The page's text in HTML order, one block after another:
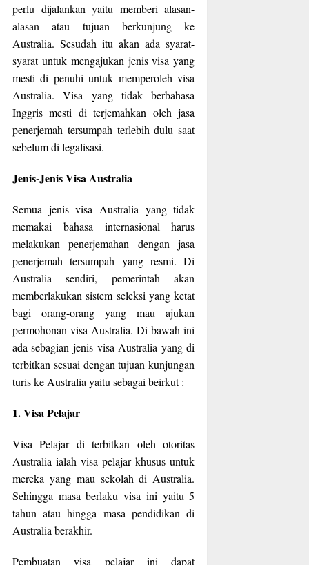
perlu dijalankan yaitu memberi alasan-
alasan atau tujuan berkunjung ke
Australia. Sesudah itu akan ada syarat-
syarat untuk mengajukan jenis visa yang
mesti di penuhi untuk memperoleh visa
Australia. Visa yang tidak berbahasa
Inggris mesti di terjemahkan oleh jasa
penerjemah tersumpah terlebih dulu saat
sebelum di legalisasi.
Jenis-Jenis Visa Australia
Semua jenis visa Australia yang tidak
memakai bahasa internasional harus
melakukan penerjemahan dengan jasa
penerjemah tersumpah yang resmi. Di
Australia sendiri, pemerintah akan
memberlakukan sistem seleksi yang ketat
bagi orang-orang yang mau ajukan
permohonan visa Australia. Di bawah ini
ada sebagian jenis visa Australia yang di
terbitkan sesuai dengan tujuan kunjungan
turis ke Australia yaitu sebagai beirkut :
1. Visa Pelajar
Visa Pelajar di terbitkan oleh otoritas
Australia ialah visa pelajar khusus untuk
mereka yang mau sekolah di Australia.
Sehingga masa berlaku visa ini yaitu 5
tahun atau hingga masa pendidikan di
Australia berakhir.
Pembuatan visa pelajar ini dapat